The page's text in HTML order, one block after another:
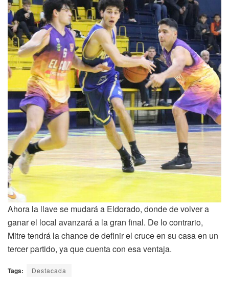
Ahora la llave se mudará a Eldorado, donde de volver a
ganar el local avanzará a la gran final. De lo contrario,
Mitre tendrá la chance de definir el cruce en su casa en un
tercer partido, ya que cuenta con esa ventaja.
Tags: Destacada